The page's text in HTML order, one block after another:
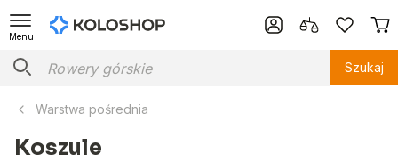
Menu
Szukaj
Warstwa pośrednia
Koszule